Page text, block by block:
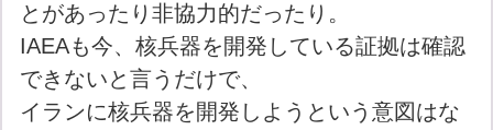
とがあったり非協力的だったり。
IAEAも今、核兵器を開発している証拠は確認
できないと言うだけで、
イランに核兵器を開発しようという意図はな